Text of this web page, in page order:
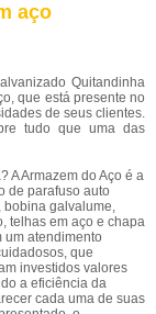
aço
Quitandinha
que está presente no
de seus clientes.
tudo que uma das
A Armazem do Aço é a
de parafuso auto
bobina galvalume,
telhas em aço e chapa
um atendimento
que
investidos valores
a eficiência da
cada uma de suas